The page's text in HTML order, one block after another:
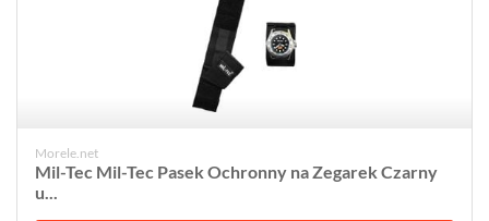
Morele.net
Mil-Tec Mil-Tec Pasek Ochronny na Zegarek Czarny
u...